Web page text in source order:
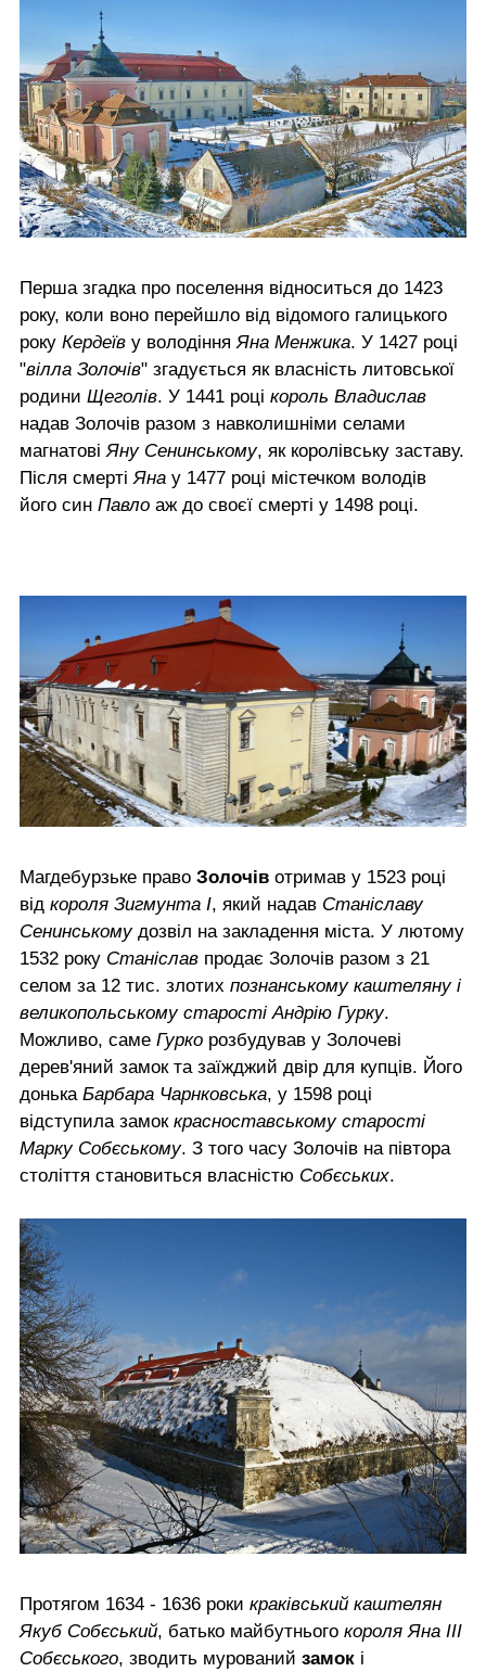
Перша згадка про поселення відноситься до 1423
року, коли воно перейшло від відомого галицького
року Кердеїв у володінняЯна Менжика. У 1427 році
"вілла Золочів" згадується як власність литовської
родини Щеголів. У 1441 році король Владислав
надав Золочів разом з навколишніми селами
магнатовіЯну Сенинському, як королівську заставу.
Після смертіЯна у 1477 році містечком володів
його син Павло аж до своєї смерті у 1498 році.
Магдебурзьке право Золочів отримав у 1523 році
від короля Зигмунта І, який надав Станіславу
Сенинськомудозвіл на закладення міста. У лютому
1532 року Станіслав продає Золочів разом з 21
селом за 12 тис. злотих познанському каштеляну і
великопольському старості Андрію Гурку.
Можливо, саме Гурко розбудував у Золочеві
дерев'яний замок та заїжджий двір для купців. Його
донька Барбара Чарнковська, у 1598 році
відступила замок красноставському старості
Марку Собєському. З того часу Золочів на півтора
століття становиться власністю Собєських.
Протягом 1634 - 1636 роки краківський каштелян
Якуб Собєський, батько майбутнього короля Яна ІІІ
Собєського, зводить мурований замок і